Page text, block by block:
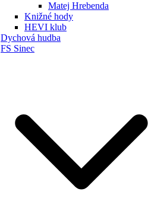
Matej Hrebenda
Knižné hody
HEVI klub
Dychová hudba
FS Sinec